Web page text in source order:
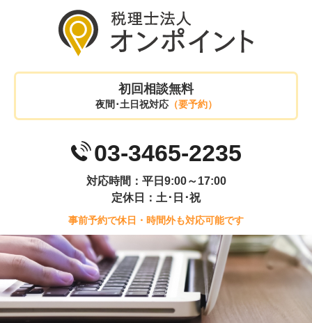
初回相談無料
夜間･土日祝対応（要予約）
03-3465-2235
対応時間：平日9:00～17:00
定休日：土･日･祝
事前予約で休日・時間外も対応可能です